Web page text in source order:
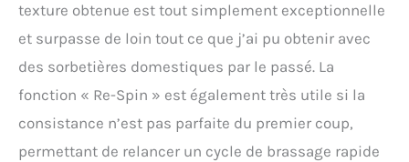
texture obtenue est tout simplement exceptionnelle
et surpasse de loin tout ce que j’ai pu obtenir avec
des sorbetières domestiques par le passé. La
fonction « Re-Spin » est également très utile si la
consistance n’est pas parfaite du premier coup,
permettant de relancer un cycle de brassage rapide